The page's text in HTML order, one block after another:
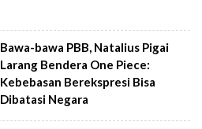
Bawa-bawa PBB, Natalius Pigai
Larang Bendera One Piece:
Kebebasan Berekspresi Bisa
Dibatasi Negara